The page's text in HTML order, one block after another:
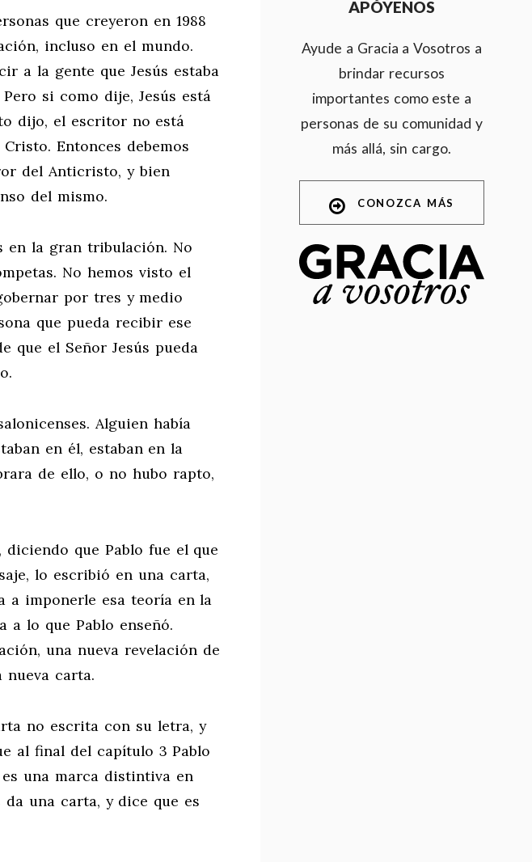
que creyeron en 1988
incluso en el mundo.
a la gente que Jesús estaba
si como dije, Jesús está
dijo, el escritor no está
Entonces debemos
del Anticristo, y bien
del mismo.
en la gran tribulación. No
No hemos visto el
por tres y medio
que pueda recibir ese
que el Señor Jesús pueda
Alguien había
en él, estaban en la
de ello, o no hubo rapto,
que Pablo fue el que
lo escribió en una carta,
a imponerle esa teoría en la
lo que Pablo enseñó.
una nueva revelación de
nueva carta.
no escrita con su letra, y
al final del capítulo 3 Pablo
una marca distintiva en
una carta, y dice que es
APÓYENOS
Ayude a Gracia a Vosotros a
brindar recursos
importantes como este a
personas de su comunidad y
más allá, sin cargo.
CONOZCA MÁS